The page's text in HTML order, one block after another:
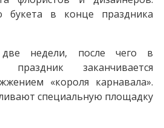
букета в конце праздника
две недели, после чего в
заканчивается
«короля карнавала».
специальную площадку